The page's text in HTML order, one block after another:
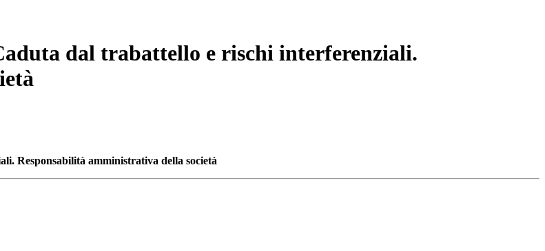
dal trabattello e rischi interferenziali.
Responsabilità amministrativa della società